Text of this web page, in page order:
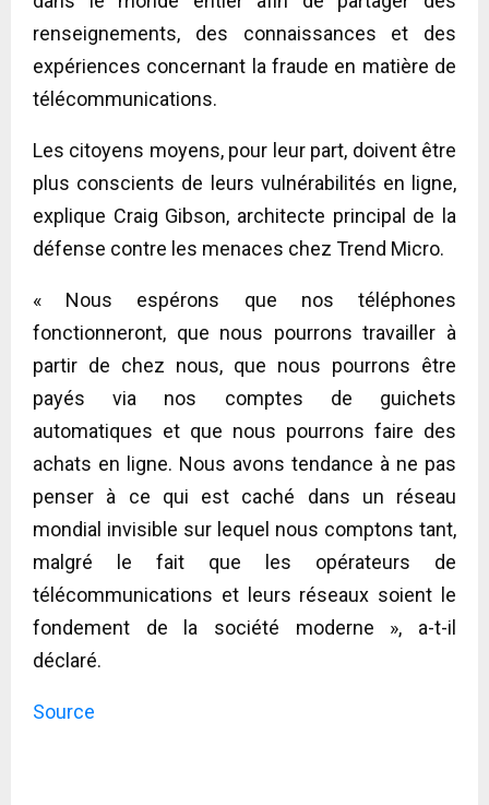
renseignements, des connaissances et des
expériences concernant la fraude en matière de
télécommunications.
Les citoyens moyens, pour leur part, doivent être
plus conscients de leurs vulnérabilités en ligne,
explique Craig Gibson, architecte principal de la
défense contre les menaces chez Trend Micro.
« Nous espérons que nos téléphones
fonctionneront, que nous pourrons travailler à
partir de chez nous, que nous pourrons être
payés via nos comptes de guichets
automatiques et que nous pourrons faire des
achats en ligne. Nous avons tendance à ne pas
penser à ce qui est caché dans un réseau
mondial invisible sur lequel nous comptons tant,
malgré le fait que les opérateurs de
télécommunications et leurs réseaux soient le
fondement de la société moderne », a-t-il
déclaré.
Source